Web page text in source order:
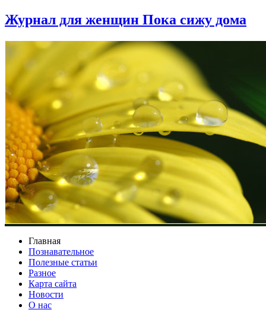
Журнал для женщин Пока сижу дома
Главная
Познавательное
Полезные статьи
Разное
Карта сайта
Новости
О нас